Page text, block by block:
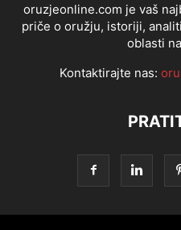
oruzjeonline.com je vaš
priče o oružju, istoriji,
oblasti
Kontaktirajte nas: